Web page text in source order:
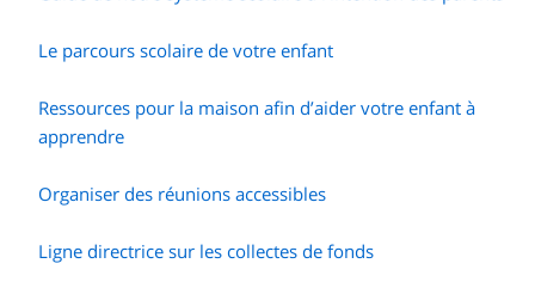
Le parcours scolaire de votre enfant
Ressources pour la maison afin d’aider votre enfant à
apprendre
Organiser des réunions accessibles
Ligne directrice sur les collectes de fonds